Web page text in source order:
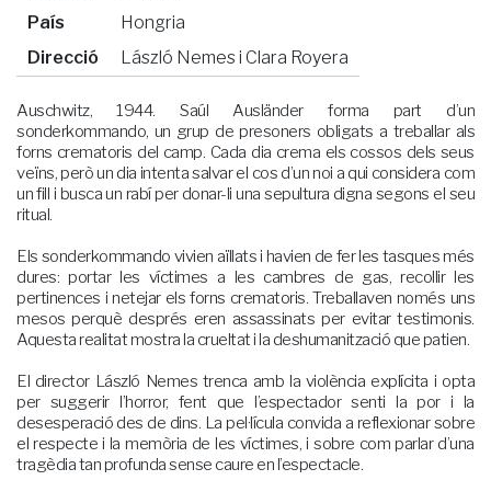
País
Hongria
Direcció
László Nemes i Clara Royera
Auschwitz, 1944. Saúl Ausländer forma part d’un
sonderkommando, un grup de presoners obligats a treballar als
forns crematoris del camp. Cada dia crema els cossos dels seus
veïns, però un dia intenta salvar el cos d’un noi a qui considera com
un fill i busca un rabí per donar-li una sepultura digna segons el seu
ritual.
Els sonderkommando vivien aïllats i havien de fer les tasques més
dures: portar les víctimes a les cambres de gas, recollir les
pertinences i netejar els forns crematoris. Treballaven només uns
mesos perquè després eren assassinats per evitar testimonis.
Aquesta realitat mostra la crueltat i la deshumanització que patien.
El director László Nemes trenca amb la violència explícita i opta
per suggerir l’horror, fent que l’espectador senti la por i la
desesperació des de dins. La pel·lícula convida a reflexionar sobre
el respecte i la memòria de les víctimes, i sobre com parlar d’una
tragèdia tan profunda sense caure en l’espectacle.